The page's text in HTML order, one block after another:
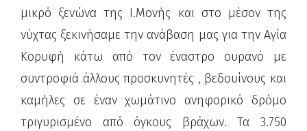
μικρό ξενώνα της Ι.Μονής και στο μέσον της
νύχτας ξεκινήσαμε την ανάβαση μας για την Αγία
Κορυφή κάτω από τον έναστρο ουρανό με
συντροφιά άλλους προσκυνητές , βεδουίνους και
καμήλες σε έναν χωμάτινο ανηφορικό δρόμο
τριγυρισμένο από όγκους βράχων. Τα 3.750